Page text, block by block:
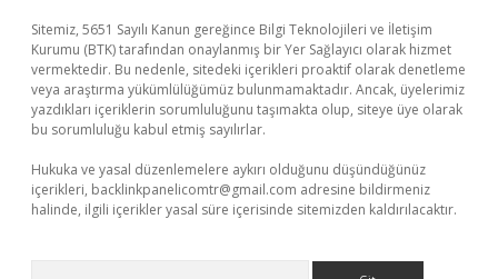
Sitemiz, 5651 Sayılı Kanun gereğince Bilgi Teknolojileri ve İletişim
Kurumu (BTK) tarafından onaylanmış bir Yer Sağlayıcı olarak hizmet
vermektedir. Bu nedenle, sitedeki içerikleri proaktif olarak denetleme
veya araştırma yükümlülüğümüz bulunmamaktadır. Ancak, üyelerimiz
yazdıkları içeriklerin sorumluluğunu taşımakta olup, siteye üye olarak
bu sorumluluğu kabul etmiş sayılırlar.
Hukuka ve yasal düzenlemelere aykırı olduğunu düşündüğünüz
içerikleri, backlinkpanelicomtr@gmail.com adresine bildirmeniz
halinde, ilgili içerikler yasal süre içerisinde sitemizden kaldırılacaktır.